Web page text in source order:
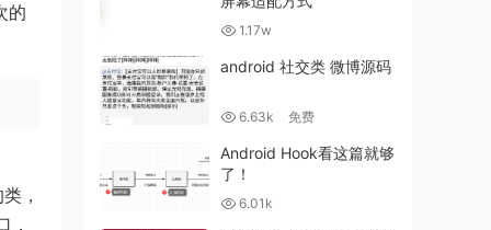
的
，
，
1.17w
android 社交类 微博源码
6.63k 免费
Android Hook看这篇就够
了！
6.01k